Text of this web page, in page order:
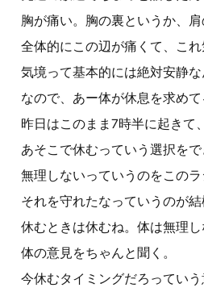
胸が痛い。胸の裏というか、
全体的にこの辺が痛くて、これ
気境って基本的には絶対安静な
なので、あー体が休息を求めて
昨日はこのまま7時半に起きて
あそこで休むっていう選択を
無理しないっていうのをこの
それを守れたなっていうのが
休むときは休むね。体は無理し
体の意見をちゃんと聞く。
今休むタイミングだろってい